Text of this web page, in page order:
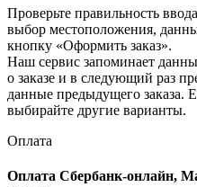
Проверьте правильность
выбор местоположения,
кнопку «Оформить заказ».
Наш сервис запоминает
о заказе и в следующий раз
данные предыдущего заказа.
выбирайте другие варианты.
Оплата
Оплата Сбербанк-онлайн,